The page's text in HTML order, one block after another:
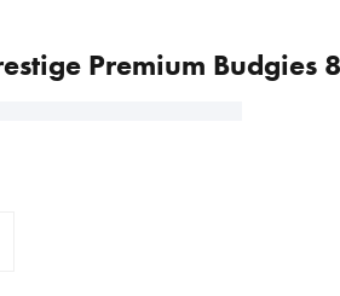
Premium Budgies